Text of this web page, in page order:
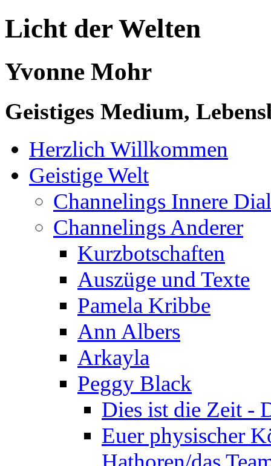
Licht der Welten
Yvonne Mohr
Geistiges Medium,
Herzlich Willkommen
Geistige Welt
Channelings Innere
Channelings Anderer
Kurzbotschaften
Auszüge und Texte
Pamela Kribbe
Ann Albers
Arkayla
Peggy Black
Dies ist die Zeit -
Euer physischer